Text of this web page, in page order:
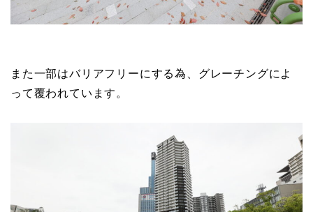
また一部はバリアフリーにする為、グレーチングによ
って覆われています。